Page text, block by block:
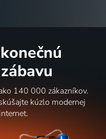
140 000 zákazníkov.
kúzlo modernej